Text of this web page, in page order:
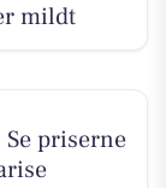
mildt
priserne